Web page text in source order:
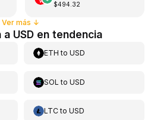
$494.32
Ver más ↓
USD en tendencia
ETH toUSD
SOL toUSD
LTCtoUSD